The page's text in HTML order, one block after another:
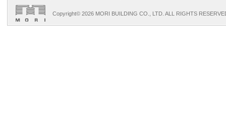
Copyright© 2026 MORI BUILDING CO., LTD. ALL RIGHTS